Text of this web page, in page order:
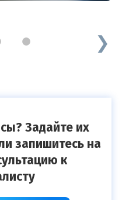
3
Задайте их
запишитесь на
к